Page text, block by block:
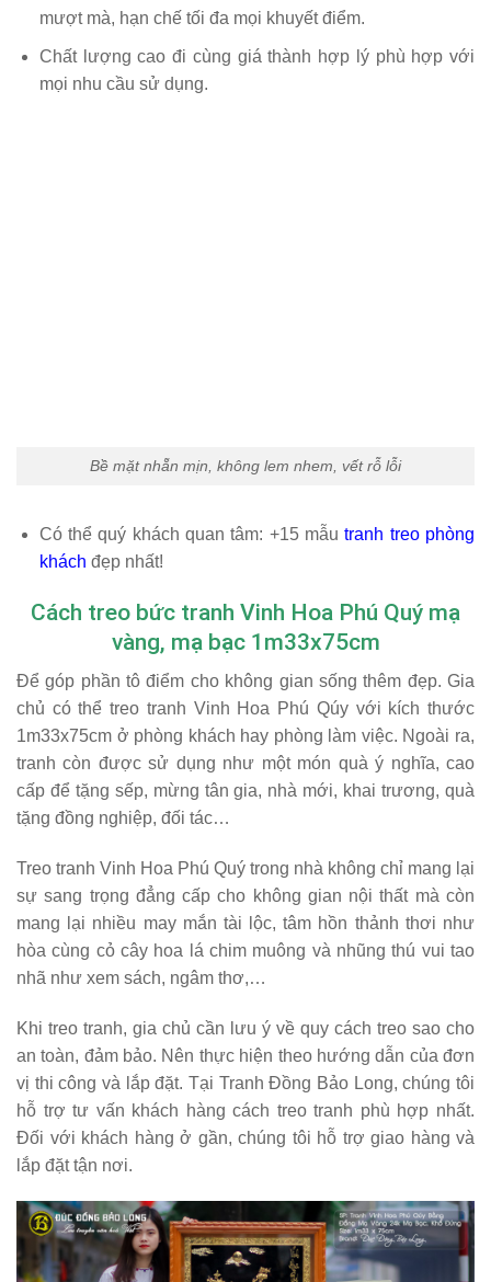
mượt mà, hạn chế tối đa mọi khuyết điểm.
Chất lượng cao đi cùng giá thành hợp lý phù hợp với
mọi nhu cầu sử dụng.
Bề mặt nhẵn mịn, không lem nhem, vết rỗ lỗi
Có thể quý khách quan tâm: +15 mẫu tranh treo phòng
khách đẹp nhất!
Cách treo bức tranh Vinh Hoa Phú Quý mạ
vàng, mạ bạc 1m33x75cm
Để góp phần tô điểm cho không gian sống thêm đẹp. Gia
chủ có thể treo tranh Vinh Hoa Phú Qúy với kích thước
1m33x75cm ở phòng khách hay phòng làm việc. Ngoài ra,
tranh còn được sử dụng như một món quà ý nghĩa, cao
cấp để tặng sếp, mừng tân gia, nhà mới, khai trương, quà
tặng đồng nghiệp, đối tác…
Treo tranh Vinh Hoa Phú Quý trong nhà không chỉ mang lại
sự sang trọng đẳng cấp cho không gian nội thất mà còn
mang lại nhiều may mắn tài lộc, tâm hồn thảnh thơi như
hòa cùng cỏ cây hoa lá chim muông và nhũng thú vui tao
nhã như xem sách, ngâm thơ,…
Khi treo tranh, gia chủ cần lưu ý về quy cách treo sao cho
an toàn, đảm bảo. Nên thực hiện theo hướng dẫn của đơn
vị thi công và lắp đặt. Tại Tranh Đồng Bảo Long, chúng tôi
hỗ trợ tư vấn khách hàng cách treo tranh phù hợp nhất.
Đối với khách hàng ở gần, chúng tôi hỗ trợ giao hàng và
lắp đặt tận nơi.